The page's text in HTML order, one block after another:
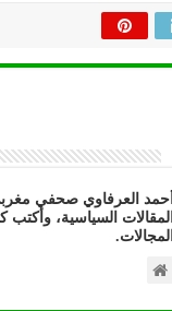
أحمد العرفاوي صحفي
المقالات السياسية،
المجالات.